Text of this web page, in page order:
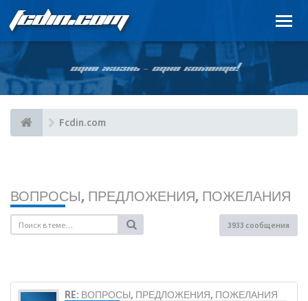
FCDIN.COM
ОДНА ЖИЗНЬ – ОДНА КОМАНДА!
Fcdin.com
ВОПРОСЫ, ПРЕДЛОЖЕНИЯ, ПОЖЕЛАНИЯ
3933 сообщения
RE: ВОПРОСЫ, ПРЕДЛОЖЕНИЯ, ПОЖЕЛАНИЯ